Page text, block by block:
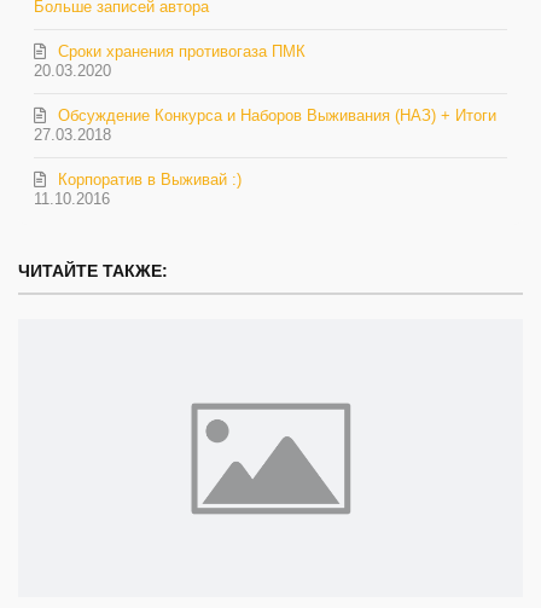
Больше записей автора
20.03.2020
Сроки хранения противогаза ПМК
27.03.2018
Обсуждение Конкурса и Наборов Выживания (НАЗ) + Итоги
11.10.2016
Корпоратив в Выживай :)
ЧИТАЙТЕ ТАКЖЕ: